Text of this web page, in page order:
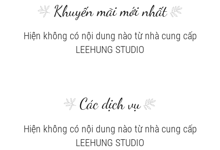
Khuyến mãi mới nhất
Hiện không có nội dung nào từ nhà cung cấp
LEEHUNG STUDIO
Các dịch vụ
Hiện không có nội dung nào từ nhà cung cấp
LEEHUNG STUDIO